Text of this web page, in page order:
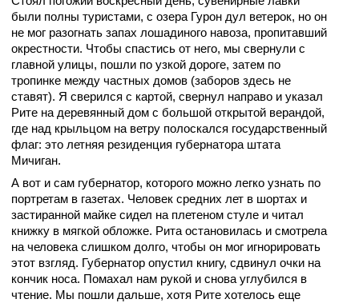
были полны туристами, с озера Гурон дул ветерок, но он
не мог разогнать запах лошадиного навоза, пропитавший
окрестности. Чтобы спастись от него, мы свернули с
главной улицы, пошли по узкой дороге, затем по
тропинке между частных домов (заборов здесь не
ставят). Я сверился с картой, свернул направо и указал
Рите на деревянный дом с большой открытой верандой,
где над крыльцом на ветру полоскался государственный
флаг: это летняя резиденция губернатора штата
Мичиган.
А вот и сам губернатор, которого можно легко узнать по
портретам в газетах. Человек средних лет в шортах и
застиранной майке сидел на плетеном стуле и читал
книжку в мягкой обложке. Рита остановилась и смотрела
на человека слишком долго, чтобы он мог игнорировать
этот взгляд. Губернатор опустил книгу, сдвинул очки на
кончик носа. Помахал нам рукой и снова углубился в
чтение. Мы пошли дальше, хотя Рите хотелось еще